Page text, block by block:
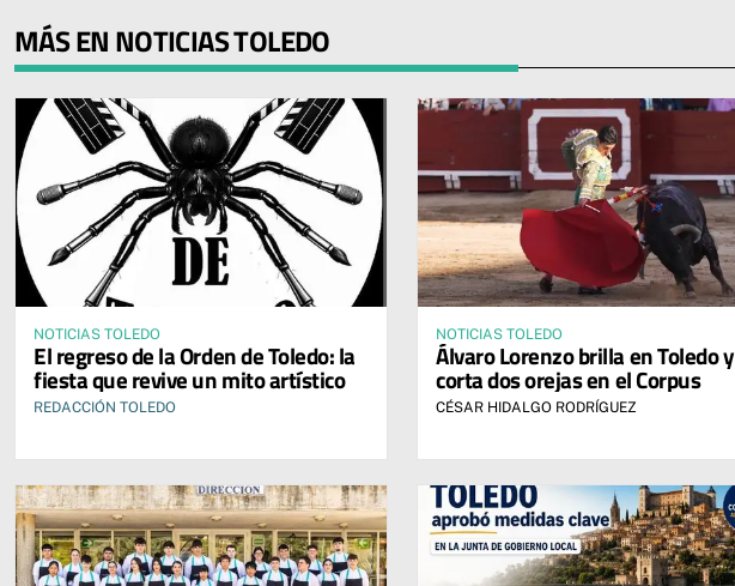
MÁS EN NOTICIAS TOLEDO
NOTICIAS TOLEDO
El regreso de la Orden de Toledo: la
fiesta que revive un mito artístico
REDACCIÓN TOLEDO
NOTICIAS TOLEDO
Álvaro Lorenzo brilla en Toledo y
corta dos orejas en el Corpus
CÉSAR HIDALGO RODRÍGUEZ